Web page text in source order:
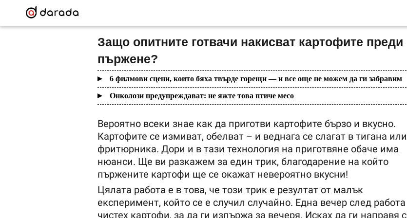
Защо опитните готвачи накисват картофите преди
пържене?
6 филмови сцени, които бяха твърде горещи — и все още не можем да ги забравим
Онколози предупреждават: не яжте това птиче месо
Вероятно всеки знае как да приготви картофите бързо и вкусно.
Картофите се измиват, обелват – и веднага се слагат в тигана или
фритюрника. Дори и в тази технология на приготвяне обаче има
нюанси. Ще ви разкажем за един трик, благодарение на който
пържените картофи ще се окажат невероятно вкусни!
Цялата работа е в това, че този трик е резултат от малък
експеримент, който се е случил случайно. Една вечер след работа
чистех картофи, за да ги изпържа за вечеря. Исках да ги направя с